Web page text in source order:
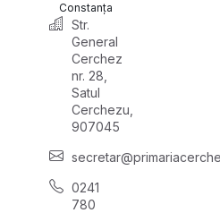
Constanța
Str.
General
Cerchez
nr. 28,
Satul
Cerchezu,
907045
0241
780